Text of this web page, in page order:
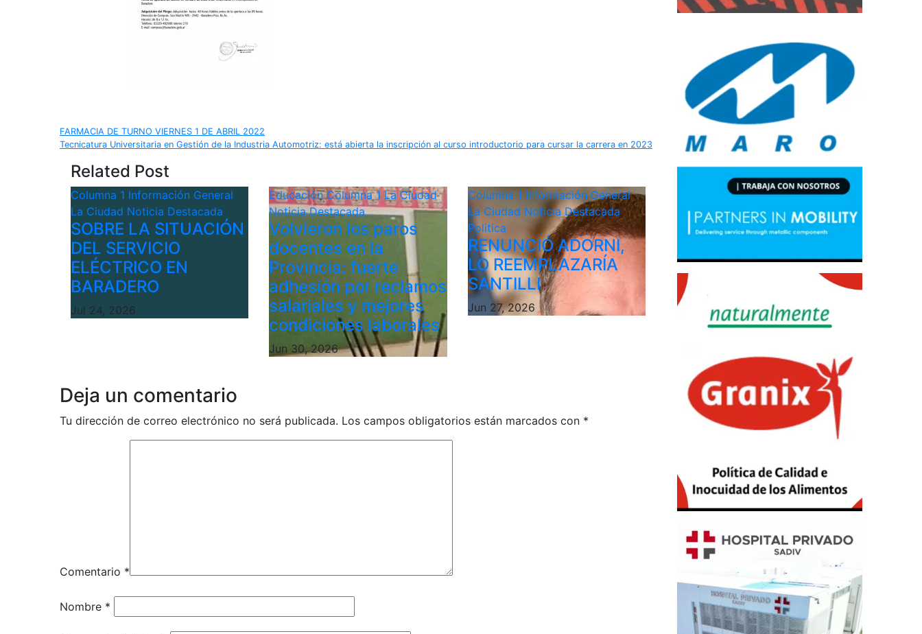
Navegación
de
entradas
FARMACIA DE TURNO VIERNES 1 DE ABRIL 2022
Tecnicatura Universitaria en Gestión de la Industria Automotriz: está abierta la inscripción al curso introductorio para cursar la carrera en 2023
Related Post
Columna 1 Información General
La Ciudad Noticia Destacada
SOBRE LA SITUACIÓN
DEL SERVICIO
ELÉCTRICO EN
BARADERO
Jul 24, 2026
EducaciónColumna 1 La Ciudad
Noticia Destacada
Volvieron los paros
docentes en la
Provincia: fuerte
adhesión por reclamos
salariales y mejores
condiciones laborales
Jun 30, 2026
Columna 1 Información General
La Ciudad Noticia Destacada
Politica
RENUNCIÓ ADORNI,
LO REEMPLAZARÍA
SANTILLI
Jun 27, 2026
Deja un comentario
Tu dirección de correo electrónico no será publicada. Los campos obligatorios están marcados con *
Comentario *
Nombre *